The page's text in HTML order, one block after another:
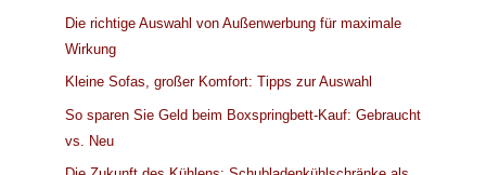
Die richtige Auswahl von Außenwerbung für maximale
Wirkung
Kleine Sofas, großer Komfort: Tipps zur Auswahl
So sparen Sie Geld beim Boxspringbett-Kauf: Gebraucht
vs. Neu